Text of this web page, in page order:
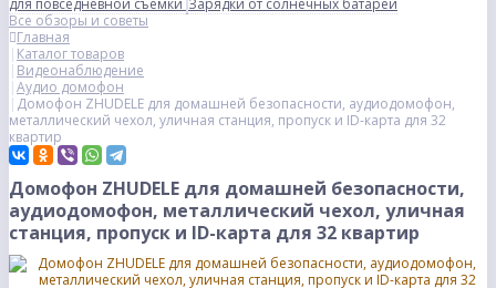
для повседневной съемкиЗарядки от солнечных батарей
Все обзоры и советы
Главная
Каталог товаров
Видеонаблюдение
Аудио домофон
Домофон ZHUDELE для домашней безопасности, аудиодомофон,
металлический чехол, уличная станция, пропуск и ID-карта для 32
квартир
Домофон ZHUDELE для домашней безопасности,
аудиодомофон, металлический чехол, уличная
станция, пропуск и ID-карта для 32 квартир